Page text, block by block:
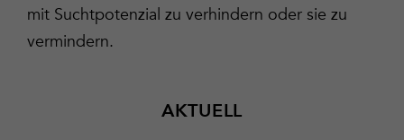
mit Suchtpotenzial zu verhindern oder sie zu
vermindern.
AKTUELL